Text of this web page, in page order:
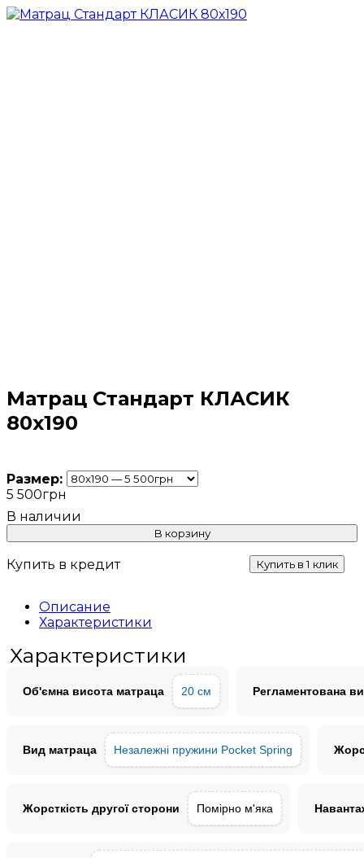
Матрац Стандарт КЛАСИК
80х190
Размер:
5 500грн
В корзину
Купить в кредит Купить в 1 клик
Описание
Характеристики
Характеристики
Об'ємна висота матраца 20 см Регламентована
Вид матраца Незалежні пружини Pocket Spring
Жорсткість другої сторони Помірно м'яка